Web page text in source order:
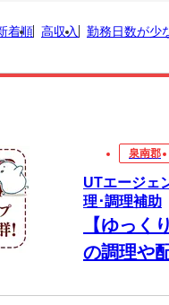
着順 高収入 勤務日数が少
泉南郡
UTエージェ
理･調理補助
【ゆっく
の調理や